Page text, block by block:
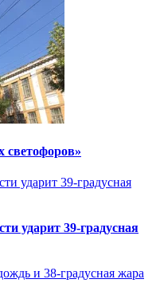
светофоров»
ударит 39-градусная